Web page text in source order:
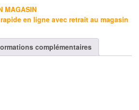
MAGASIN
en ligne avec retrait au magasin
complémentaires